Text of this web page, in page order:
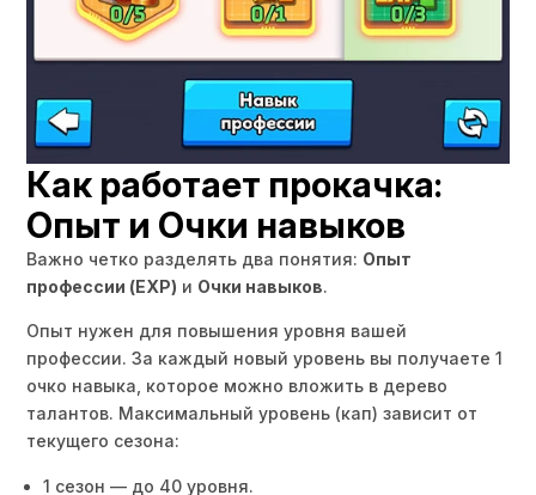
Как работает прокачка:
Опыт и Очки навыков
Важно четко разделять два понятия: Опыт
профессии (EXP) и Очки навыков.
Опыт нужен для повышения уровня вашей
профессии. За каждый новый уровень вы получаете 1
очко навыка, которое можно вложить в дерево
талантов. Максимальный уровень (кап) зависит от
текущего сезона:
1 сезон — до 40 уровня.